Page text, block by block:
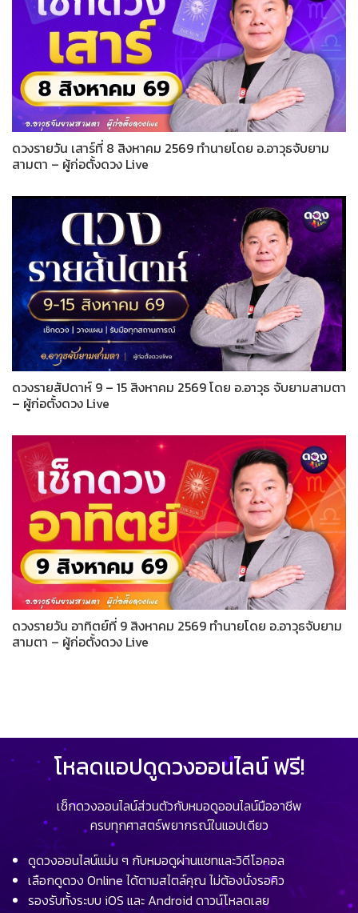
ดวงรายวัน เสาร์ที่ 8 สิงหาคม 2569 ทำนายโดย อ.อาวุธจับยาม
สามตา – ผู้ก่อตั้งดวง Live
ดวงรายสัปดาห์ 9 – 15 สิงหาคม 2569 โดย อ.อาวุธ จับยามสามตา
– ผู้ก่อตั้งดวง Live
ดวงรายวัน อาทิตย์ที่ 9 สิงหาคม 2569 ทำนายโดย อ.อาวุธจับยาม
สามตา – ผู้ก่อตั้งดวง Live
โหลดแอปดูดวงออนไลน์ ฟรี!
เช็กดวงออนไลน์ส่วนตัวกับหมอดูออนไลน์มืออาชีพ
ครบทุกศาสตร์พยากรณ์ในแอปเดียว
ดูดวงออนไลน์แม่น ๆ กับหมอดูผ่านแชทและวิดีโอคอล
เลือกดูดวง Online ได้ตามสไตล์คุณ ไม่ต้องนั่งรอคิว
รองรับทั้งระบบ iOS และ Android ดาวน์โหลดเลย